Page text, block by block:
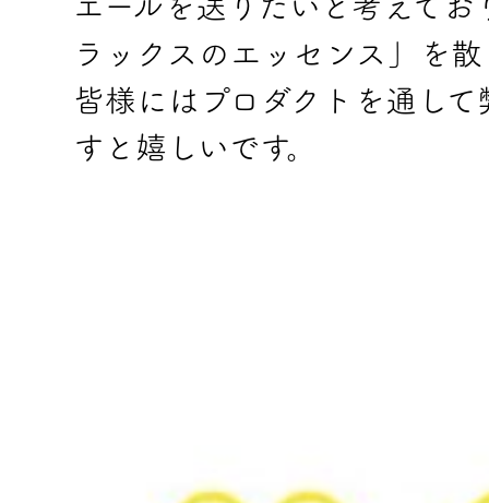
エールを送りたいと考えて
ラックスのエッセンス」を
皆様にはプロダクトを通し
すと嬉しいです。